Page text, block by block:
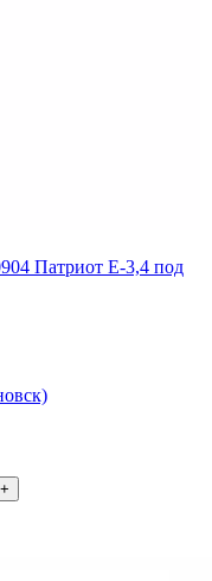
Патриот Е-3,4 под
+